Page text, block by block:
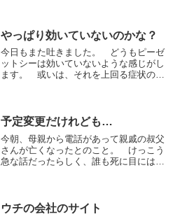
起こされている「明和地所...
やっぱり効いていないのかな？
今日もまた吐きました。 どうもピーゼ
ットシーは効いていないような感じがし
ます。 或いは、それを上回る症状の悪
りませんが、明日以降、一...
予定変更だけれども…
今朝、母親から電話があって親戚の叔父
さんが亡くなったとのこと。 けっこう
急な話だったらしく、誰も死に目には会
更。 なので、明日の日中から...
ウチの会社のサイト